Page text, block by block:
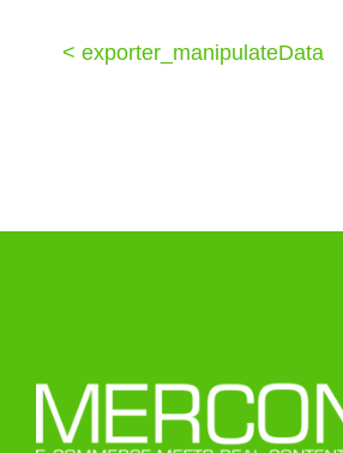
< exporter_manipulateData